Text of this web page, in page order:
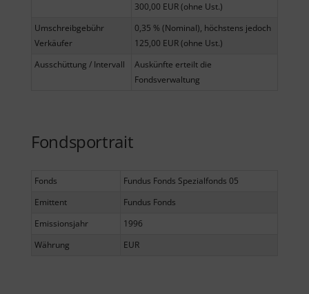
300,00 EUR (ohne Ust.)
Umschreibgebühr
Verkäufer
0,35 % (Nominal), höchstens jedoch
125,00 EUR (ohne Ust.)
Ausschüttung / Intervall
Auskünfte erteilt die
Fondsverwaltung
Fondsportrait
Fonds
Fundus Fonds Spezialfonds 05
Emittent
Fundus Fonds
Emissionsjahr
1996
Währung
EUR